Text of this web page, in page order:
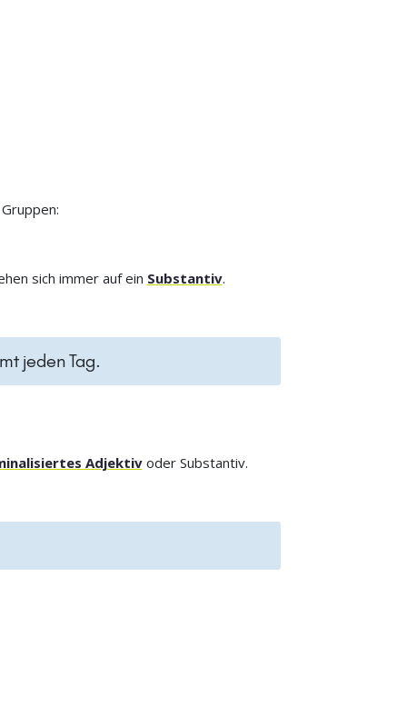
sich immer auf ein Substantiv.
jeden Tag.
Adjektivoder Substantiv.